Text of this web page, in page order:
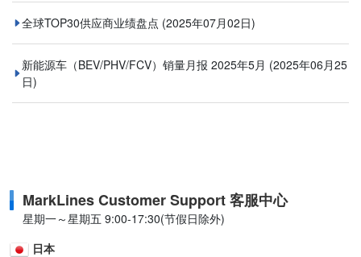
全球TOP30供应商业绩盘点 (2025年07月02日)
新能源车（BEV/PHV/FCV）销量月报 2025年5月 (2025年06月25
日)
MarkLines Customer Support 客服中心
星期一～星期五 9:00-17:30(节假日除外)
日本